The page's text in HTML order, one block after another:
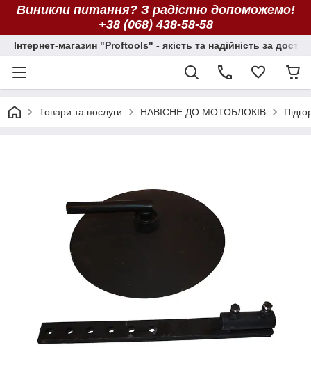
Виникли питання? З радістю допоможемо!
+38 (068) 438-58-58
Інтернет-магазин "Proftools" - якість та надійність за
Товари та послуги НАВІСНЕ ДО МОТОБЛОКІВ